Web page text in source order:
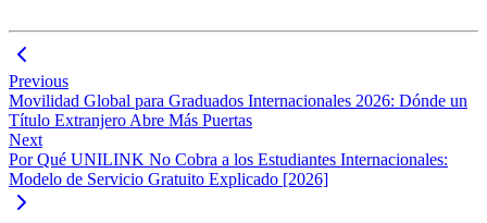
Previous
Movilidad Global para Graduados Internacionales 2026: Dónde un
Título Extranjero Abre Más Puertas
Next
Por Qué UNILINK No Cobra a los Estudiantes Internacionales:
Modelo de Servicio Gratuito Explicado [2026]